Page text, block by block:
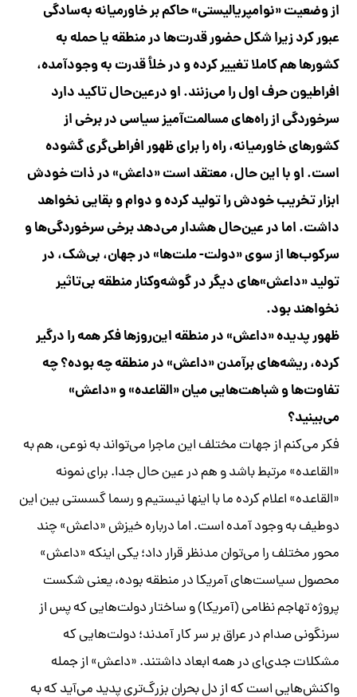
از وضعیت «نوامپریالیستی» حاکم بر خاورمیانه به‌سادگی
عبور کرد زیرا شکل حضور قدرت‌ها در منطقه یا حمله به
کشورها هم کاملا تغییر کرده و در خلأ قدرت به وجودآمده،
افراطیون حرف اول را می‌زنند. او درعین‌حال تاکید دارد
سرخوردگی از راه‌های مسالمت‌آمیز سیاسی در برخی از
کشورهای خاورمیانه، راه را برای ظهور افراطی‌گری گشوده
است. او با این حال، معتقد است «داعش» در ذات خودش
ابزار تخریب خودش را تولید کرده و دوام و بقایی نخواهد
داشت. اما در عین‌حال هشدار می‌دهد برخی سرخوردگی‌ها و
سرکوب‌ها از سوی «دولت- ملت‌ها» در جهان، بی‌شک، در
تولید «داعش»‌های دیگر در گوشه‌وکنار منطقه بی‌تاثیر
نخواهند بود.
ظهور پدیده «داعش» در منطقه این‌روزها فکر همه را درگیر
کرده، ریشه‌های برآمدن «داعش» در منطقه چه بوده؟ چه
تفاوت‌ها و شباهت‌هایی میان «القاعده» و «داعش»
می‌بینید؟
فکر می‌کنم از جهات مختلف این ماجرا می‌تواند به نوعی، هم به
«القاعده» مرتبط باشد و هم در عین حال جدا. برای نمونه
«القاعده» اعلام کرده ما با اینها نیستیم و رسما گسستی بین این
دوطیف به وجود آمده است. اما درباره خیزش «داعش» چند
محور مختلف را می‌توان مدنظر قرار داد؛ یکی اینکه «داعش»
محصول سیاست‌های آمریکا در منطقه بوده، یعنی شکست
پروژه تهاجم نظامی (آمریکا) و ساختار دولت‌هایی که پس از
سرنگونی صدام در عراق بر سر کار آمدند؛ دولت‌هایی که
مشکلات جدی‌ای در همه ابعاد داشتند. «داعش» از جمله
واکنش‌هایی است که از دل بحران بزرگ‌تری پدید می‌آید که به